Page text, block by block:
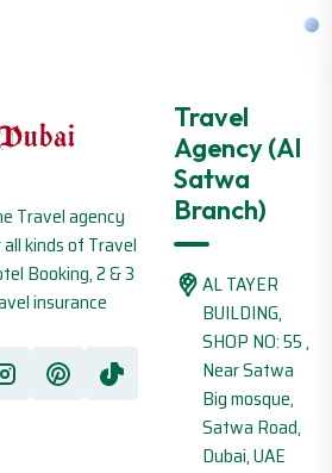
Travel agency
kinds of Travel
Booking, 2 & 3
insurance
Travel
Agency (Al
Satwa
Branch)
AL TAYER
BUILDING,
SHOP NO: 55 ,
Near Satwa
Big mosque,
Satwa Road,
Dubai, UAE